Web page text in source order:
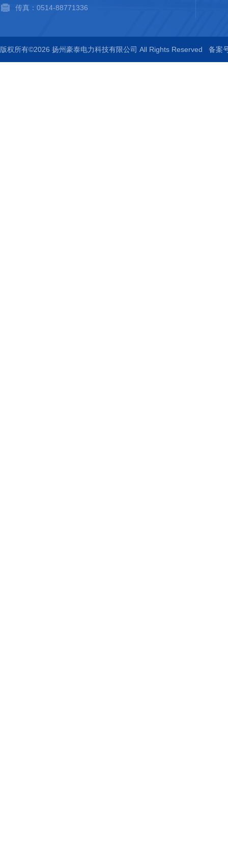
传真：0514-88771336
版权所有©2026 扬州豪泰电力科技有限公司 All Rights Reserved 备案